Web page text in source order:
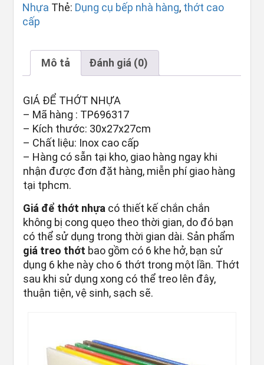
Nhựa Thẻ: Dụng cụ bếp nhà hàng, thớt cao
cấp
Mô tả Đánh giá (0)
GIÁ ĐỂ THỚT NHỰA
– Mã hàng : TP696317
– Kích thước: 30x27x27cm
– Chất liệu: Inox cao cấp
– Hàng có sẵn tại kho, giao hàng ngay khi
nhận được đơn đặt hàng, miễn phí giao hàng
tại tphcm.
Giá để thớt nhựa có thiết kế chắn chắn
không bị cong quẹo theo thời gian, do đó bạn
có thể sử dụng trong thời gian dài. Sản phẩm
giá treo thớt bao gồm có 6 khe hở, bạn sử
dụng 6 khe này cho 6 thớt trong một lần. Thớt
sau khi sử dụng xong có thể treo lên đây,
thuận tiện, vệ sinh, sạch sẽ.